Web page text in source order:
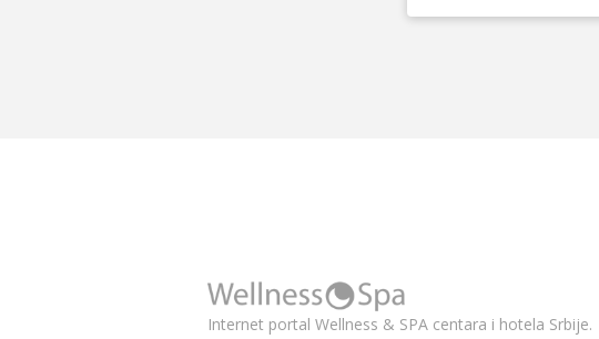
Internet portal Wellness & SPA centara i hotela Srbije.